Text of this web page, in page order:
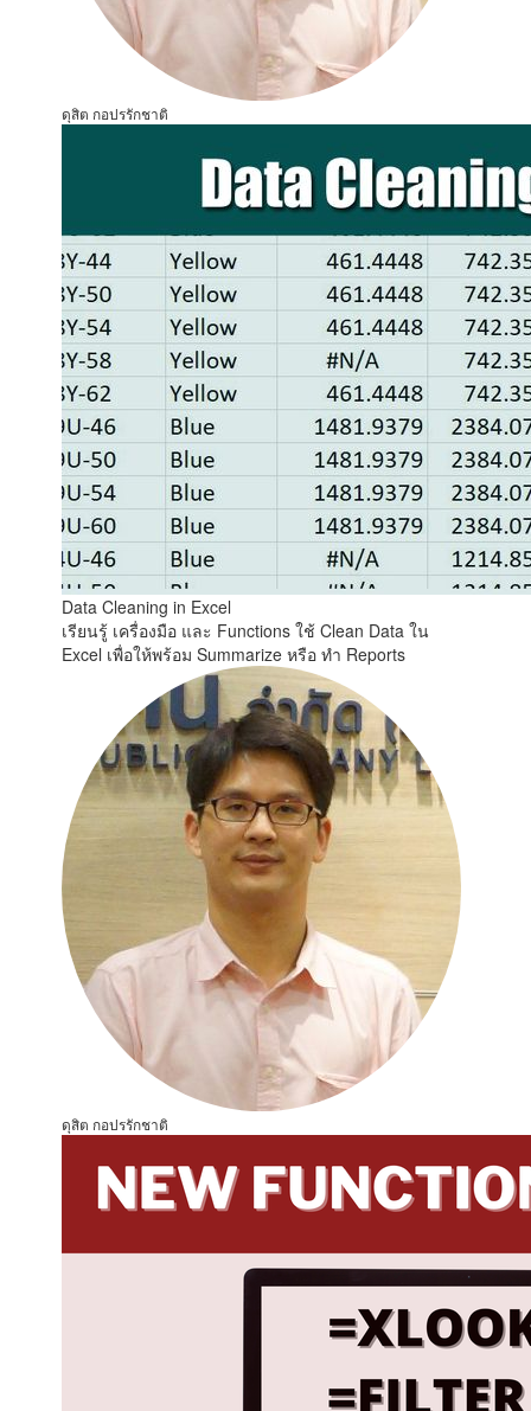
ดุสิต กอปรรักชาติ
Data Cleaning in Excel
เรียนรู้ เครื่องมือ และ Functions ใช้ Clean Data ใน
Excel เพื่อให้พร้อม Summarize หรือ ทำ Reports
ดุสิต กอปรรักชาติ